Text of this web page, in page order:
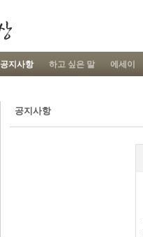
공지사항 하고 싶은 말 에세이
공지사항